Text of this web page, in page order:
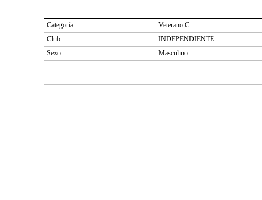
Categoría
Veterano C
Club
INDEPENDIENTE
Sexo
Masculino